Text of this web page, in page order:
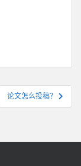
论文怎么投稿？